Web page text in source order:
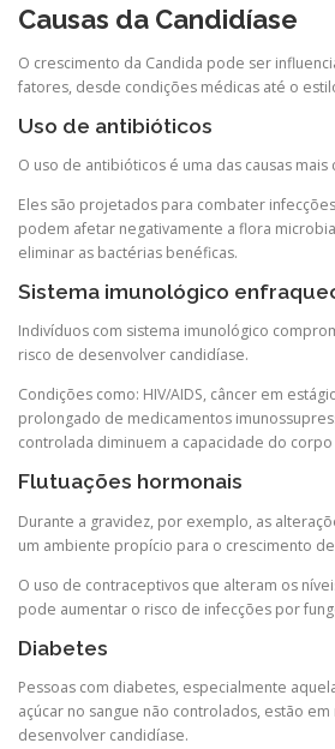
Causas da Candidíase
O crescimento da Candida pode ser
fatores, desde condições médicas até o
Uso de antibióticos
O uso de antibióticos é uma das causas
Eles são projetados para combater
podem afetar negativamente a flora
eliminar as bactérias benéficas.
Sistema imunológico
Indivíduos com sistema imunológico
risco de desenvolver candidíase.
Condições como: HIV/AIDS, câncer em
prolongado de medicamentos
controlada diminuem a capacidade do
Flutuações hormonais
Durante a gravidez, por exemplo, as
um ambiente propício para o crescimento
O uso de contraceptivos que alteram os
pode aumentar o risco de infecções por
Diabetes
Pessoas com diabetes, especialmente
açúcar no sangue não controlados, estão
desenvolver candidíase.